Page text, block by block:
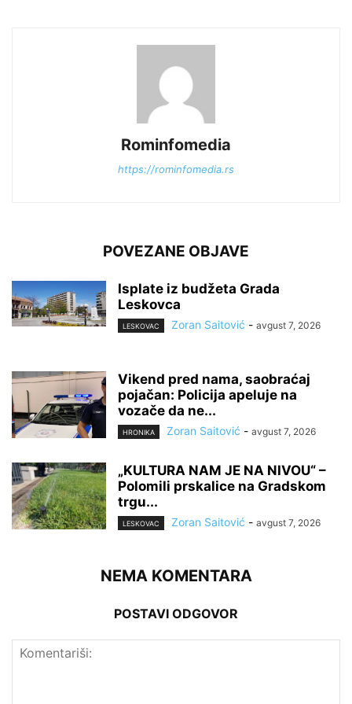
Rominfomedia
https://rominfomedia.rs
POVEZANE OBJAVE
Isplate iz budžeta Grada
Leskovca
LESKOVAC Zoran Saitović - avgust 7, 2026
Vikend pred nama, saobraćaj
pojačan: Policija apeluje na
vozače da ne...
HRONIKA Zoran Saitović - avgust 7, 2026
„KULTURA NAM JE NA NIVOU“ –
Polomili prskalice na Gradskom
trgu...
LESKOVAC Zoran Saitović - avgust 7, 2026
NEMA KOMENTARA
POSTAVI ODGOVOR